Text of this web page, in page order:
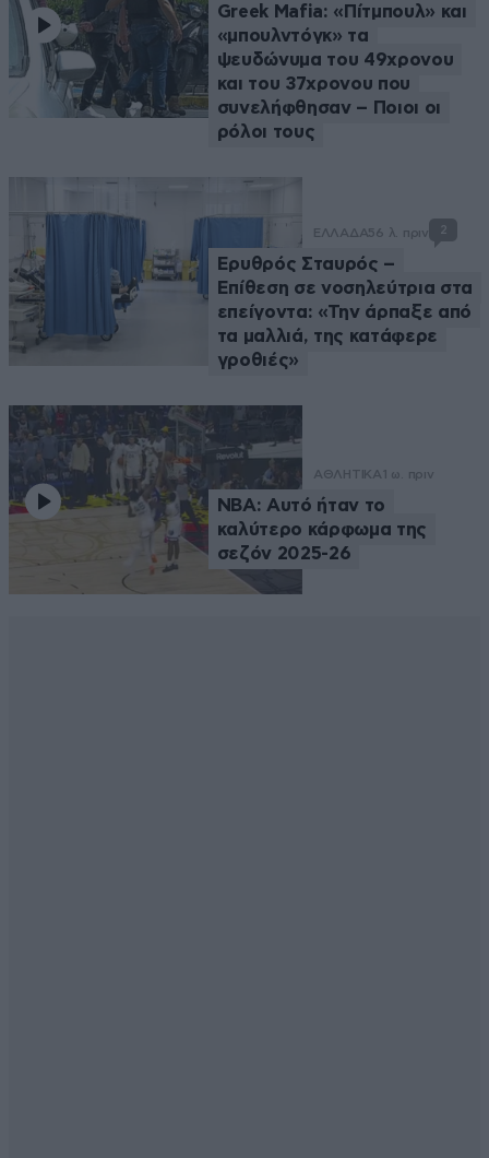
Greek Μafia: «Πίτμπουλ» και
«μπουλντόγκ» τα
ψευδώνυμα του 49χρονου
και του 37χρονου που
συνελήφθησαν – Ποιοι οι
ρόλοι τους
ΕΛΛΑΔΑ56 λ. πριν 2
Ερυθρός Σταυρός –
Επίθεση σε νοσηλεύτρια στα
επείγοντα: «Την άρπαξε από
τα μαλλιά, της κατάφερε
γροθιές»
ΑΘΛΗΤΙΚΑ 1 ω. πριν
NBA: Αυτό ήταν το
καλύτερο κάρφωμα της
σεζόν 2025-26